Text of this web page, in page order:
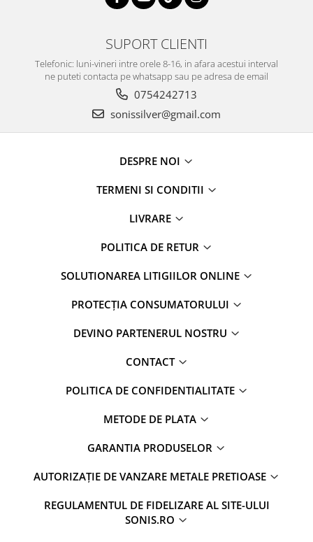
SUPORT CLIENTI
Telefonic: luni-vineri intre orele 8-16, in afara acestui interval
ne puteti contacta pe whatsapp sau pe adresa de email
0754242713
sonissilver@gmail.com
DESPRE NOI
TERMENI SI CONDITII
LIVRARE
POLITICA DE RETUR
SOLUTIONAREA LITIGIILOR ONLINE
PROTECȚIA CONSUMATORULUI
DEVINO PARTENERUL NOSTRU
CONTACT
POLITICA DE CONFIDENTIALITATE
METODE DE PLATA
GARANTIA PRODUSELOR
AUTORIZAȚIE DE VANZARE METALE PRETIOASE
REGULAMENTUL DE FIDELIZARE AL SITE-ULUI
SONIS.RO